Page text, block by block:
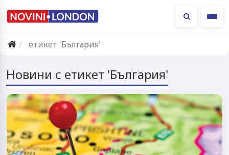
етикет 'България'
Новини с етикет 'България'